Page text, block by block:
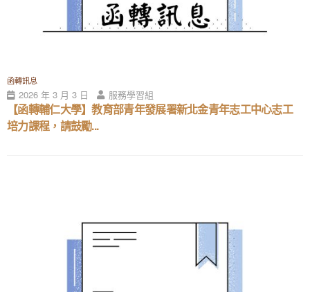
函轉訊息
2026 年 3 月 3 日 服務學習組
【函轉輔仁大學】教育部青年發展署新北金青年志工中心志工
培力課程，請鼓勵...